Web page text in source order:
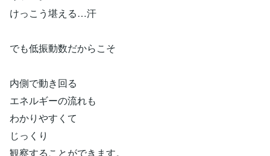
けっこう堪える…汗
でも低振動数だからこそ
内側で動き回る
エネルギーの流れも
わかりやすくて
じっくり
観察することができます。